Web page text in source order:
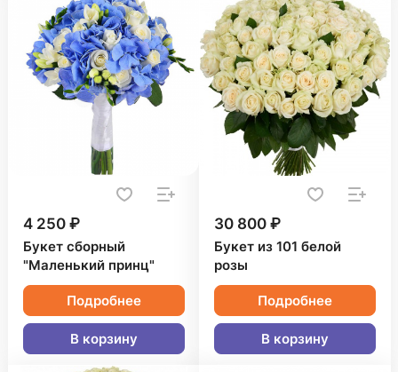
4 250 ₽
Букет сборный
"Маленький принц"
Подробнее
В корзину
30 800 ₽
Букет из 101 белой
розы
Подробнее
В корзину